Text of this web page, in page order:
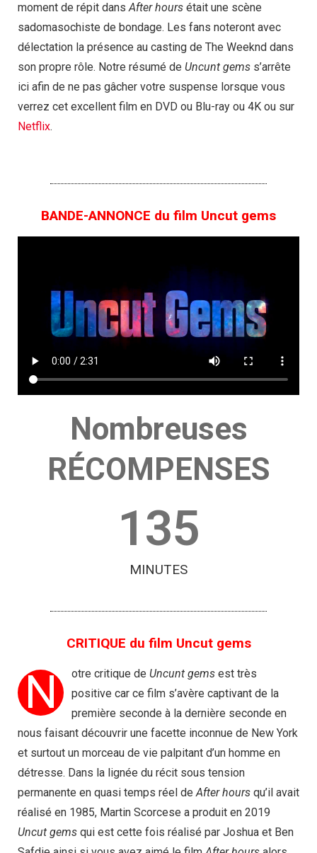
moment de répit dansAfter hours était une scène
sadomasochiste de bondage. Les fans noteront avec
délectation la présence au casting de The Weeknd dans
son propre rôle. Notre résumé de Uncunt gems s’arrête
ici afin de ne pas gâcher votre suspense lorsque vous
verrez cet excellent film en DVD ou Blu-ray ou 4K ou sur
Netflix.
BANDE-ANNONCE du film Uncut gems
Nombreuses
RÉCOMPENSES
135
MINUTES
CRITIQUE du film Uncut gems
N otre critique de Uncunt gems est très
positive car ce film s’avère captivant de la
première seconde à la dernière seconde en
nous faisant découvrir une facette inconnue de New York
et surtout un morceau de vie palpitant d’un homme en
détresse. Dans la lignée du récit sous tension
permanente en quasi temps réel deAfter hours qu’il avait
réalisé en 1985, Martin Scorcese a produit en 2019
Uncut gems qui est cette fois réalisé par Joshua et Ben